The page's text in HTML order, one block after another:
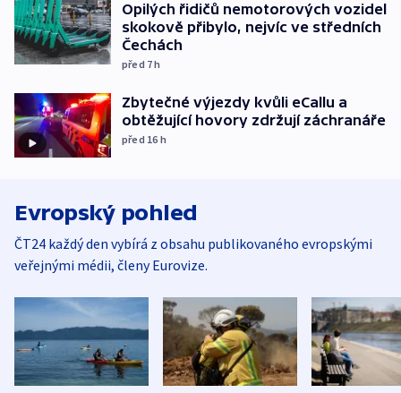
Opilých řidičů nemotorových vozidel
skokově přibylo, nejvíc ve středních
Čechách
před 7h
Zbytečné výjezdy kvůli eCallu a
obtěžující hovory zdržují záchranáře
před 16 h
Evropský pohled
ČT24 každý den vybírá z obsahu publikovaného evropskými
veřejnými médii, členy Eurovize.